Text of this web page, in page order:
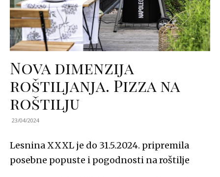
Nova dimenzija
roštiljanja. Pizza na
roštilju
23/04/2024
Lesnina XXXL je do 31.5.2024. pripremila
posebne popuste i pogodnosti na roštilje